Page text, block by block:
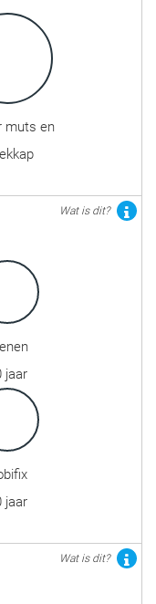
muts en
Wat is dit?
jaar
jaar
Wat is dit?